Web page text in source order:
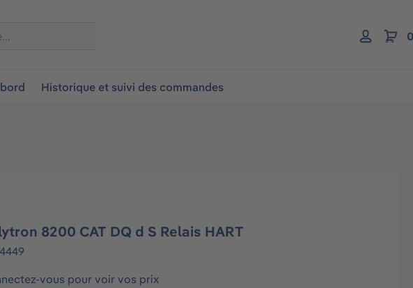
Historique et suivi des commandes
8200 CAT DQ d S Relais HART
vous pour voir vos prix